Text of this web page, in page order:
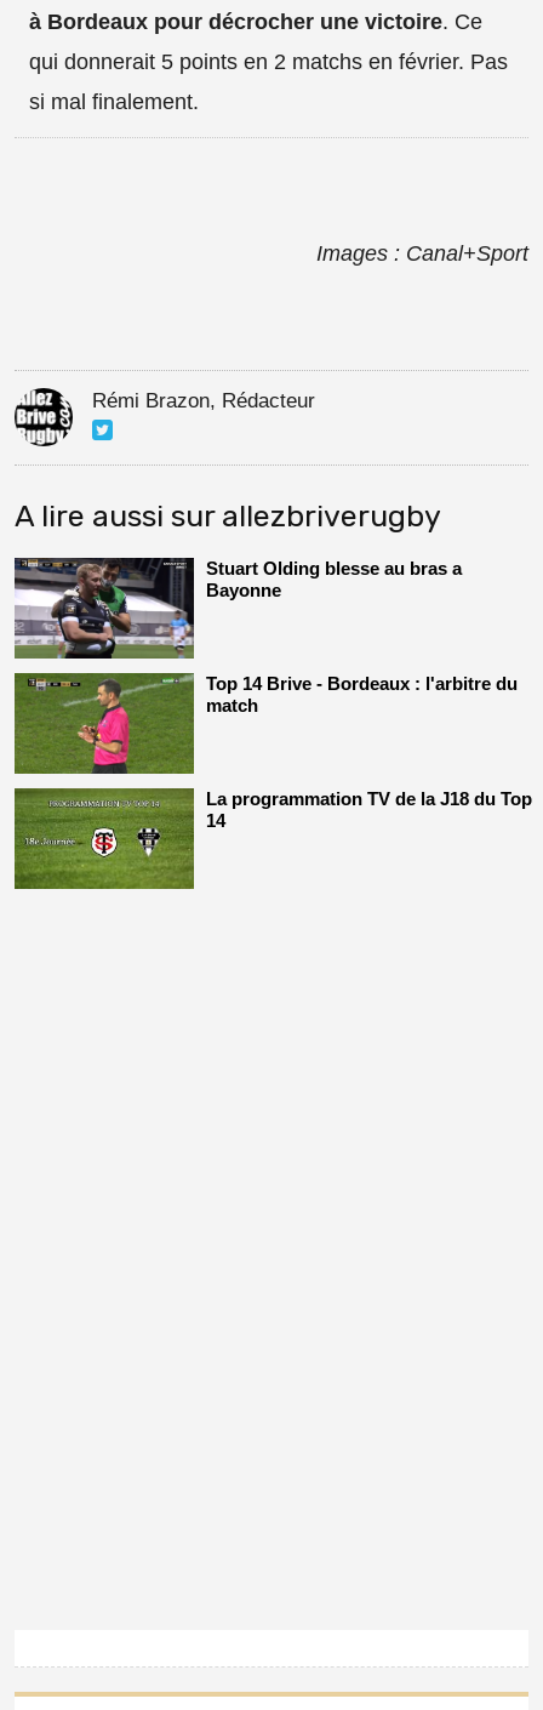
à Bordeaux pour décrocher une victoire. Ce
qui donnerait 5 points en 2 matchs en février. Pas
si mal finalement.
Images : Canal+Sport
Rémi Brazon, Rédacteur
A lire aussi sur allezbriverugby
Stuart Olding blesse au bras a
Bayonne
Top 14 Brive - Bordeaux : l'arbitre du
match
La programmation TV de la J18 du Top
14